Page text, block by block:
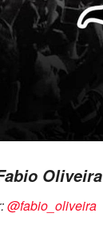
Oliveira
@fabio_oliveira